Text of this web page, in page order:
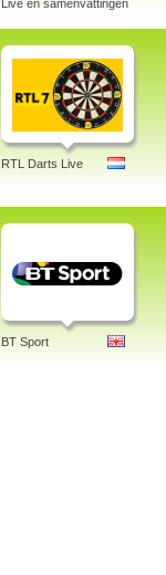
Live en samenvattingen
RTL Darts Live
BT Sport